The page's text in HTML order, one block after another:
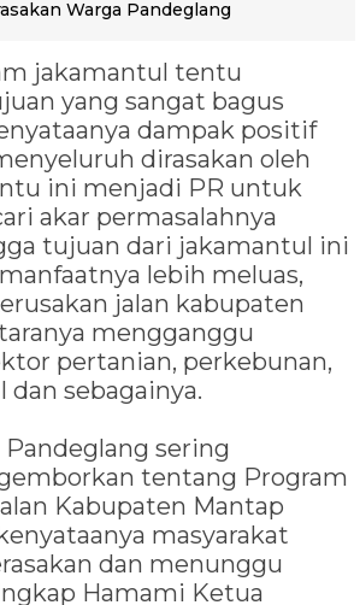
Warga Pandeglang
jakamantul tentu
yang sangat bagus
dampak positif
dirasakan oleh
ini menjadi PR untuk
akar permasalahnya
tujuan dari jakamantul ini
lebih meluas,
jalan kabupaten
mengganggu
pertanian, perkebunan,
dan sebagainya.
sering
tentang Program
Kabupaten Mantap
masyarakat
dan menunggu
Hamami Ketua